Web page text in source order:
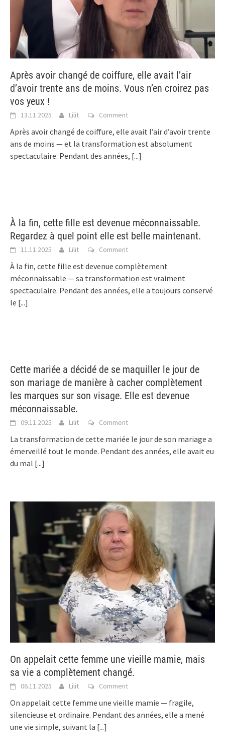
Après avoir changé de coiffure, elle avait l’air
d’avoir trente ans de moins. Vous n’en croirez pas
vos yeux !
13.11.2025 Lilit Comment
Après avoir changé de coiffure, elle avait l’air d’avoir trente
ans de moins — et la transformation est absolument
spectaculaire. Pendant des années, [...]
À la fin, cette fille est devenue méconnaissable.
Regardez à quel point elle est belle maintenant.
11.11.2025 Lilit Comment
À la fin, cette fille est devenue complètement
méconnaissable — sa transformation est vraiment
spectaculaire. Pendant des années, elle a toujours conservé
le [...]
Cette mariée a décidé de se maquiller le jour de
son mariage de manière à cacher complètement
les marques sur son visage. Elle est devenue
méconnaissable.
09.11.2025 Lilit Comment
La transformation de cette mariée le jour de son mariage a
émerveillé tout le monde. Pendant des années, elle avait eu
du mal [...]
On appelait cette femme une vieille mamie, mais
sa vie a complètement changé.
06.11.2025 Lilit Comment
On appelait cette femme une vieille mamie — fragile,
silencieuse et ordinaire. Pendant des années, elle a mené
une vie simple, suivant la [...]